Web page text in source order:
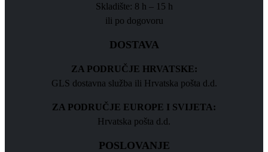
Skladište: 8 h – 15 h
ili po dogovoru
DOSTAVA
ZA PODRUČJE HRVATSKE:
GLS dostavna služba ili Hrvatska pošta d.d.
ZA PODRUČJE EUROPE I SVIJETA:
Hrvatska pošta d.d.
POSLOVANJE